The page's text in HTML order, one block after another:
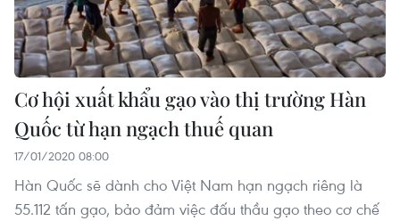
Cơ hội xuất khẩu gạo vào thị trường Hàn
Quốc từ hạn ngạch thuế quan
17/01/2020 08:00
Hàn Quốc sẽ dành cho Việt Nam hạn ngạch riêng là
55.112 tấn gạo, bảo đảm việc đấu thầu gạo theo cơ chế